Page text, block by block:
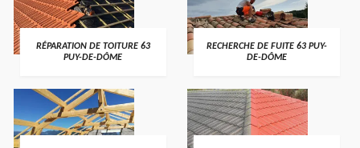
RÉPARATION DE TOITURE 63
PUY-DE-DÔME
RECHERCHE DE FUITE 63 PUY-
DE-DÔME